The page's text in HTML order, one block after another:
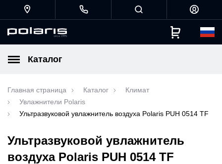
Каталог
Главная страница Каталог
Климат
Увлажнители Polaris
Ультразвуковой увлажнитель воздуха Polaris PUH 0514 TF
Ультразвуковой увлажнитель
воздуха Polaris PUH 0514 TF